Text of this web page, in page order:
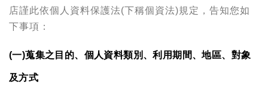
店謹此依個人資料保護法(下稱個資法)規定，告知您如
下事項：
(一)蒐集之目的、個人資料類別、利用期間、地區、對象
及方式